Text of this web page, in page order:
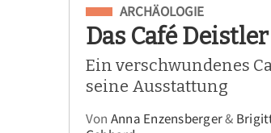
Eingeordnet unter
ARCHÄOLOGIE
Das Café Deistler
Ein verschwundenes
seine Ausstattung
Von Anna Enzensberger&